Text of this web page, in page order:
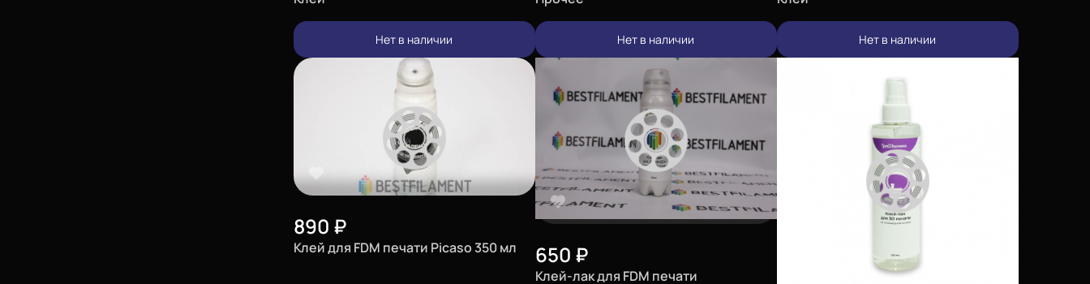
Нет в наличии Нет в наличии Нет в наличии
890 ₽
Клей для FDM печати Picaso 350 мл 650 ₽
Клей-лак для FDM печати